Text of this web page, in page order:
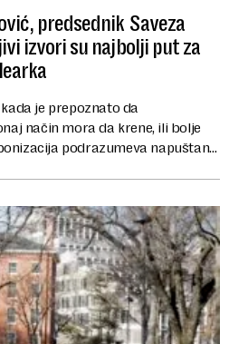
predsednik Saveza
izvori su najbolji put za
je prepoznato da
način mora da krene, ili bolje
podrazumeva napuštanje